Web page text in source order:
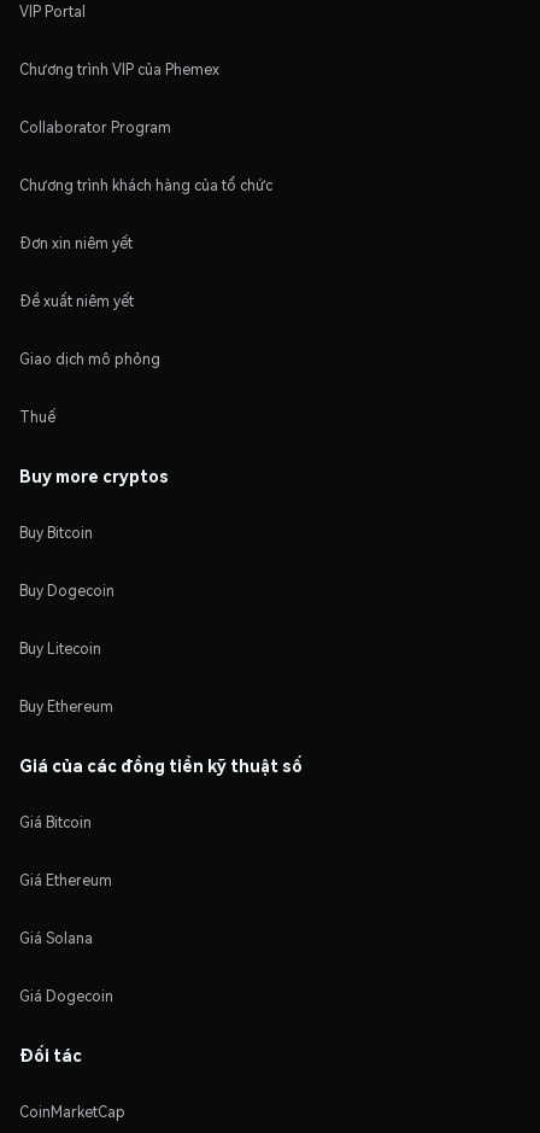
VIP Portal
Chương trình VIP của Phemex
Collaborator Program
Chương trình khách hàng của tổ chức
Đơn xin niêm yết
Đề xuất niêm yết
Giao dịch mô phỏng
Thuế
Buy more cryptos
Buy Bitcoin
Buy Dogecoin
Buy Litecoin
Buy Ethereum
Giá của các đồng tiền kỹ thuật số
Giá Bitcoin
Giá Ethereum
Giá Solana
Giá Dogecoin
Đối tác
CoinMarketCap